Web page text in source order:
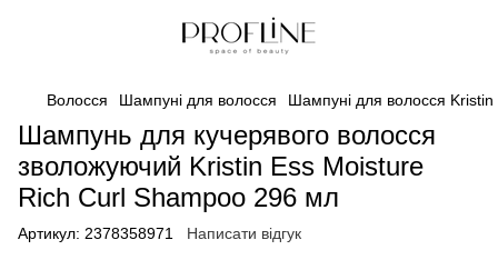
Волосся Шампуні для волосся Шампуні для волосся Kristin
Шампунь для кучерявого волосся
зволожуючий Kristin Ess Moisture
Rich Curl Shampoo 296 мл
Артикул: 2378358971 Написати відгук